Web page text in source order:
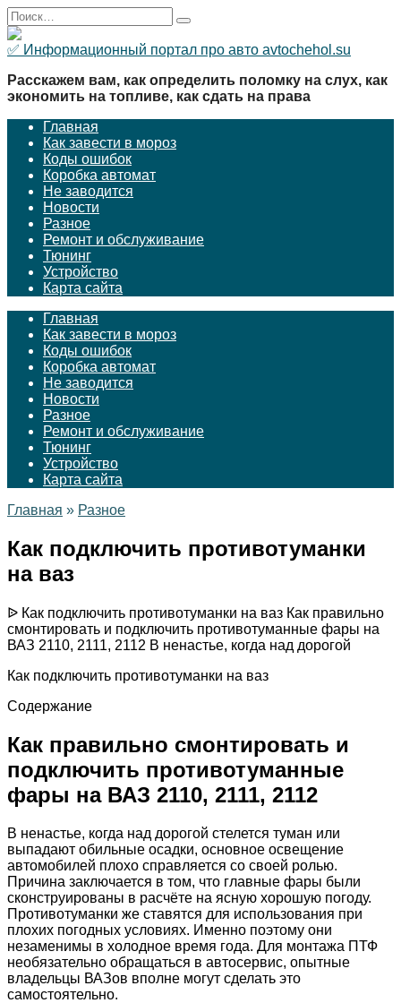
Перейти
к
содержанию
Search
for:
✅ Информационный портал про авто avtochehol.su
Расскажем вам, как определить поломку на слух, как
экономить на топливе, как сдать на права
Главная
Как завести в мороз
Коды ошибок
Коробка автомат
Не заводится
Новости
Разное
Ремонт и обслуживание
Тюнинг
Устройство
Карта сайта
Главная
Как завести в мороз
Коды ошибок
Коробка автомат
Не заводится
Новости
Разное
Ремонт и обслуживание
Тюнинг
Устройство
Карта сайта
Главная » Разное
Как подключить противотуманки
на ваз
ᐉ Как подключить противотуманки на ваз Как правильно
смонтировать и подключить противотуманные фары на
ВАЗ 2110, 2111, 2112 В ненастье, когда над дорогой
Как подключить противотуманки на ваз
Содержание
Как правильно смонтировать и
подключить противотуманные
фары на ВАЗ 2110, 2111, 2112
В ненастье, когда над дорогой стелется туман или
выпадают обильные осадки, основное освещение
автомобилей плохо справляется со своей ролью.
Причина заключается в том, что главные фары были
сконструированы в расчёте на ясную хорошую погоду.
Противотуманки же ставятся для использования при
плохих погодных условиях. Именно поэтому они
незаменимы в холодное время года. Для монтажа ПТФ
необязательно обращаться в автосервис, опытные
владельцы ВАЗов вполне могут сделать это
самостоятельно.